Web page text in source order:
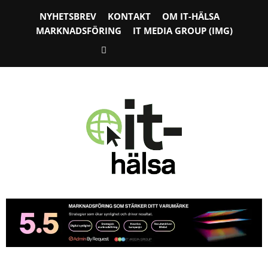
NYHETSBREV KONTAKT
OM IT-HÄLSA
MARKNADSFÖRING
IT MEDIA GROUP (IMG)